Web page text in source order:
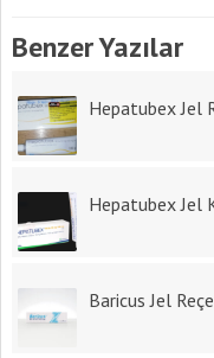
Benzer Yazılar
Hepatubex Jel
Hepatubex Jel
Baricus Jel